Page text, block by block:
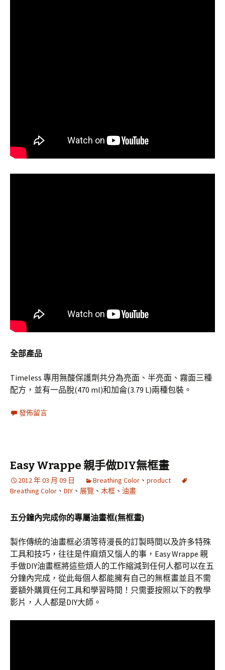
全部產品
Timeless 專用無酸保護劑共分為亮面、半亮面、霧面三種
配方，並有一品脫(470 ml)和加侖(3.79 L)兩種包裝。
發佈留言
Easy Wrappe 親手做DIY無框畫
2012 年 03 月 09 日 Breathing Color 、 product
Breathing Color 、 DIY 、 展覽 、 木框 、 油畫
五分鐘內完成你的專屬油畫框(無框畫)
製作傳統的油畫框必須等待漫長的訂製時間以及許多特殊
工具和技巧，往往是件麻煩又惱人的事，Easy Wrappe 親
手做DIY油畫框將這些煩人的工作縮減到任何人都可以在五
分鐘內完成，從此每個人都能擁有自己的無框畫並且不需
要額外購買任何工具和學習時間！只需要按照以下的教學
影片，人人都是DIY大師。